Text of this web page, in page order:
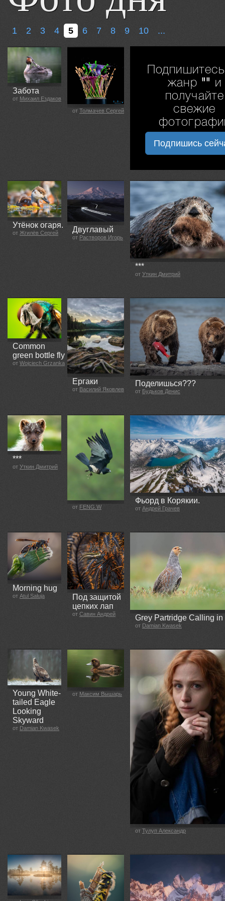
1 2 3 4 5 6 7 8 9 10 ...
Забота
от Михаил Ездаков
от Толмачев Сергей
жанр "" и
получайте
свежие
Подпишись
Утёнок огаря.
от Жгилёв Сергей Двуглавый
от Растворов Игорь
***
от Уткин Дмитрий
Common
green bottle fly
от Wojciech Grzanka
Ергаки
от Василий Яковлев
Поделишься???
от Будьков Денис
***
от Уткин Дмитрий
от FENG.W
Фьорд в Корякии.
от Андрей Грачев
Morning hug
от Atul Saluja
Под защитой
цепких лап
от Савин Андрей Grey Partridge Calling in
от Damian Kwasek
Young White-
tailed Eagle
Looking
Skyward
от Damian Kwasek
от Максим Вышарь
от Тулуп Александр